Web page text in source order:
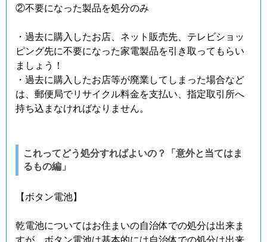
②不要になった製品を処分のみ
・過去に購入したお店、ネット販売先、テレビショッ
ピング先に不要になった家電製品を引き取ってもらい
ましょう！
・過去に購入したお店等が廃業してしまった場合など
は、郵便局でリサイクル料金を支払い、指定取引所へ
持ち込まなければなりません。
これってどう処分すればよいの？「意外と当てはま
るもの編」
【ボタン電池】
乾電池についてはお住まいの自治体での処分は出来ま